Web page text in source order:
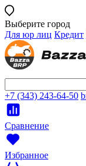
Выберите город
Для юр лиц Кредит
+7 (343) 243-64-50
Сравнение
Избранное